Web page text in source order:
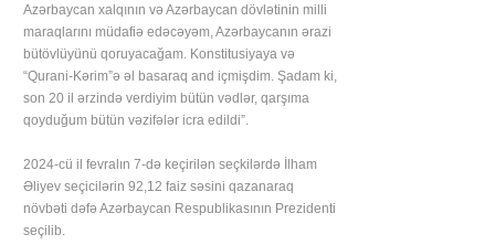
Azərbaycan xalqının və Azərbaycan dövlətinin milli
maraqlarını müdafiə edəcəyəm, Azərbaycanın ərazi
bütövlüyünü qoruyacağam. Konstitusiyaya və
“Qurani-Kərim”ə əl basaraq and içmişdim. Şadam ki,
son 20 il ərzində verdiyim bütün vədlər, qarşıma
qoyduğum bütün vəzifələr icra edildi”.
2024-cü il fevralın 7-də keçirilən seçkilərdə İlham
Əliyev seçicilərin 92,12 faiz səsini qazanaraq
növbəti dəfə Azərbaycan Respublikasının Prezidenti
seçilib.